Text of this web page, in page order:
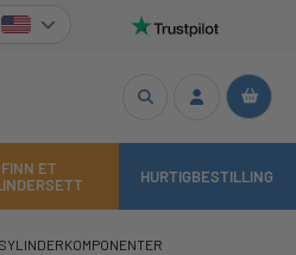
FINN ET
HURTIGBESTILLING
SYLINDERKOMPONENTER